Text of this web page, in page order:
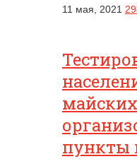
11 мая, 2021
пункты